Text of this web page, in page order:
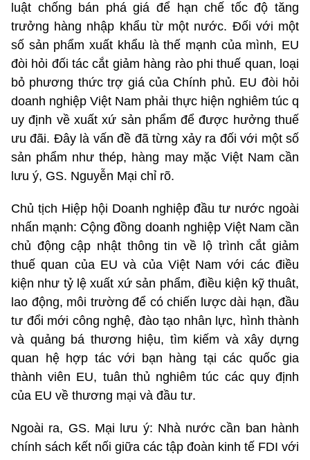
luật chống bán phá giá để hạn chế tốc độ tăng
trưởng hàng nhập khẩu từ một nước. Đối với một
số sản phẩm xuất khẩu là thế mạnh của mình, EU
đòi hỏi đối tác cắt giảm hàng rào phi thuế quan, loại
bỏ phương thức trợ giá của Chính phủ. EU đòi hỏi
doanh nghiệp Việt Nam phải thực hiện nghiêm túc q
uy định về xuất xứ sản phẩm để được hưởng thuế
ưu đãi. Đây là vấn đề đã từng xảy ra đối với một số
sản phẩm như thép, hàng may mặc Việt Nam cần
lưu ý, GS. Nguyễn Mại chỉ rõ.
Chủ tịch Hiệp hội Doanh nghiệp đầu tư nước ngoài
nhấn mạnh: Cộng đồng doanh nghiệp Việt Nam cần
chủ động cập nhật thông tin về lộ trình cắt giảm
thuế quan của EU và của Việt Nam với các điều
kiện như tỷ lệ xuất xứ sản phẩm, điều kiện kỹ thuât,
lao động, môi trường để có chiến lược dài hạn, đầu
tư đổi mới công nghệ, đào tạo nhân lực, hình thành
và quảng bá thương hiệu, tìm kiếm và xây dựng
quan hệ hợp tác với bạn hàng tại các quốc gia
thành viên EU, tuân thủ nghiêm túc các quy định
của EU về thương mại và đầu tư.
Ngoài ra, GS. Mại lưu ý: Nhà nước cần ban hành
chính sách kết nối giữa các tập đoàn kinh tế FDI với